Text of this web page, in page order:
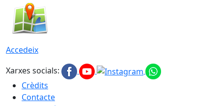
Accedeix
Xarxes socials:
Crèdits
Contacte